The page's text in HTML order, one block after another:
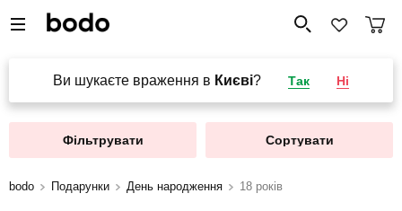
Ви шукаєте враження в Києві? Так Ні
Фільтрувати Сортувати
bodo Подарунки День народження 18 років